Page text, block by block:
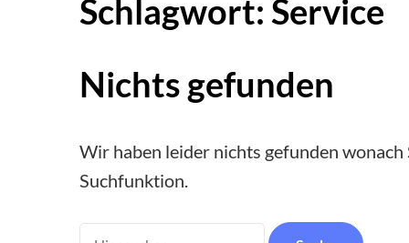
Schlagwort:Service
Nichts gefunden
Wir haben leider nichts gefunden wonach
Suchfunktion.
Suchen